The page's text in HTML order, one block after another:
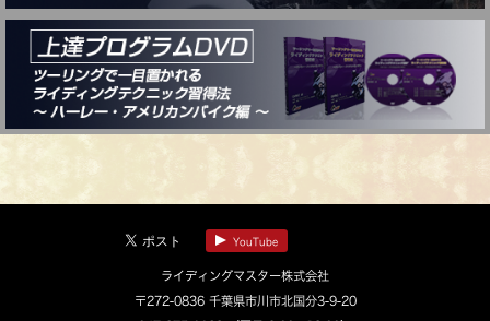
YouTube
ライディングマスター株式会社
〒272-0836 千葉県市川市北国分3-9-20